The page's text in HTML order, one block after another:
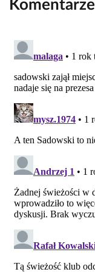
Komentarze